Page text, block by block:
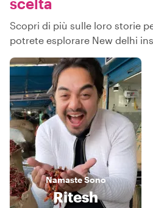
Scopri di più sulle loro storie
potrete esplorare New delhi
NamasteSono
Ritesh